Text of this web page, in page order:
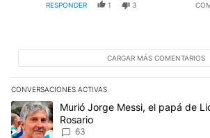
RESPONDER 1 3
CARGAR MÁS COMENTARIOS
CONVERSACIONES ACTIVAS
Este listado muestra los artículos con más
Un artículo de tendencia con el título
Murió Jorge Messi, el papá de
Rosario
63